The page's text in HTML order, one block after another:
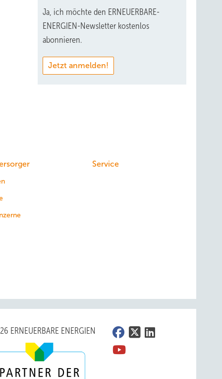
Ja, ich möchte den ERNEUERBARE-
ENERGIEN-Newsletter kostenlos
abonnieren.
Jetzt anmelden!
Service
ERNEUERBARE ENERGIEN